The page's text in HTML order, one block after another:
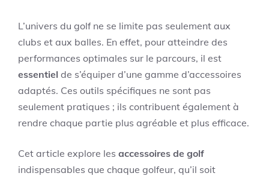
L’univers du golf ne se limite pas seulement aux
clubs et aux balles. En effet, pour atteindre des
performances optimales sur le parcours, il est
essentiel de s’équiper d’une gamme d’accessoires
adaptés. Ces outils spécifiques ne sont pas
seulement pratiques ; ils contribuent également à
rendre chaque partie plus agréable et plus efficace.
Cet article explore les accessoires de golf
indispensables que chaque golfeur, qu’il soit